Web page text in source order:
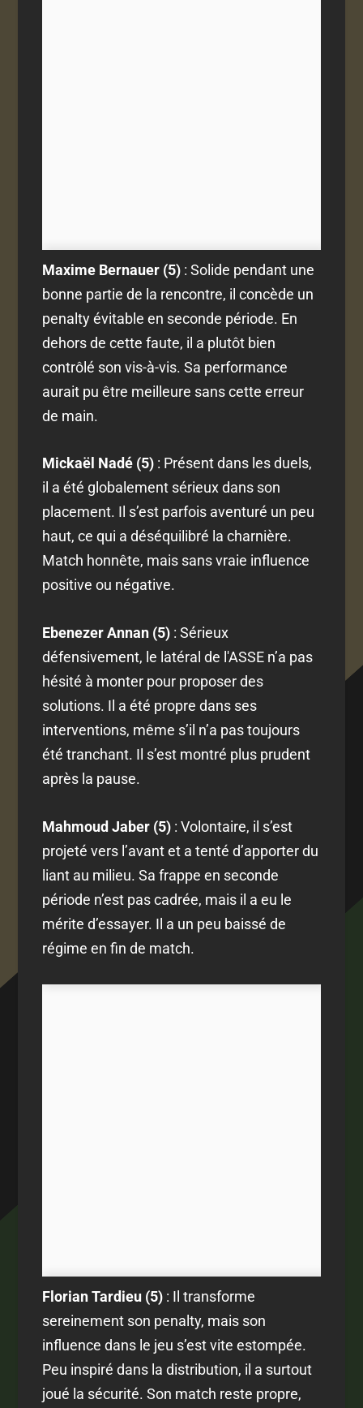
Maxime Bernauer (5) : Solide pendant une
bonne partie de la rencontre, il concède un
penalty évitable en seconde période. En
dehors de cette faute, il a plutôt bien
contrôlé son vis-à-vis. Sa performance
aurait pu être meilleure sans cette erreur
de main.
Mickaël Nadé (5) : Présent dans les duels,
il a été globalement sérieux dans son
placement. Il s’est parfois aventuré un peu
haut, ce qui a déséquilibré la charnière.
Match honnête, mais sans vraie influence
positive ou négative.
Ebenezer Annan (5) : Sérieux
défensivement, le latéral de l'ASSE n’a pas
hésité à monter pour proposer des
solutions. Il a été propre dans ses
interventions, même s’il n’a pas toujours
été tranchant. Il s’est montré plus prudent
après la pause.
Mahmoud Jaber (5) : Volontaire, il s’est
projeté vers l’avant et a tenté d’apporter du
liant au milieu. Sa frappe en seconde
période n’est pas cadrée, mais il a eu le
mérite d’essayer. Il a un peu baissé de
régime en fin de match.
Florian Tardieu (5) : Il transforme
sereinement son penalty, mais son
influence dans le jeu s’est vite estompée.
Peu inspiré dans la distribution, il a surtout
joué la sécurité. Son match reste propre,